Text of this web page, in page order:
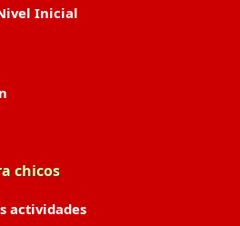
Inicial
chicos
actividades